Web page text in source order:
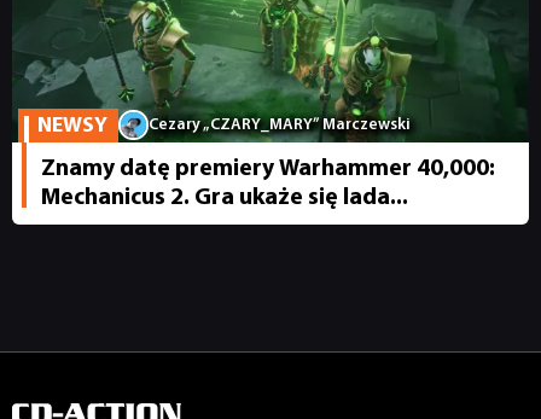
RETRO
TECHNOLOGIE
DYSKUSJE
NEWSY Cezary „CZARY_MARY” Marczewski
Znamy datę premiery Warhammer 40,000:
Mechanicus 2. Gra ukaże się lada...